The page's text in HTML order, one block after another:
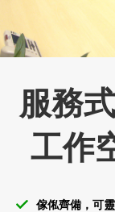
服務
工作
傢俬齊備，可